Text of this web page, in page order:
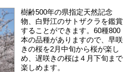
樹齢500年の県指定天然記念
物、白野江のサトザクラを鑑賞
することができます。60種800
本の品種がありますので、早咲
きの桜を2月中旬から桜が楽し
め、遅咲きの桜は４月下旬まで
楽しめます。